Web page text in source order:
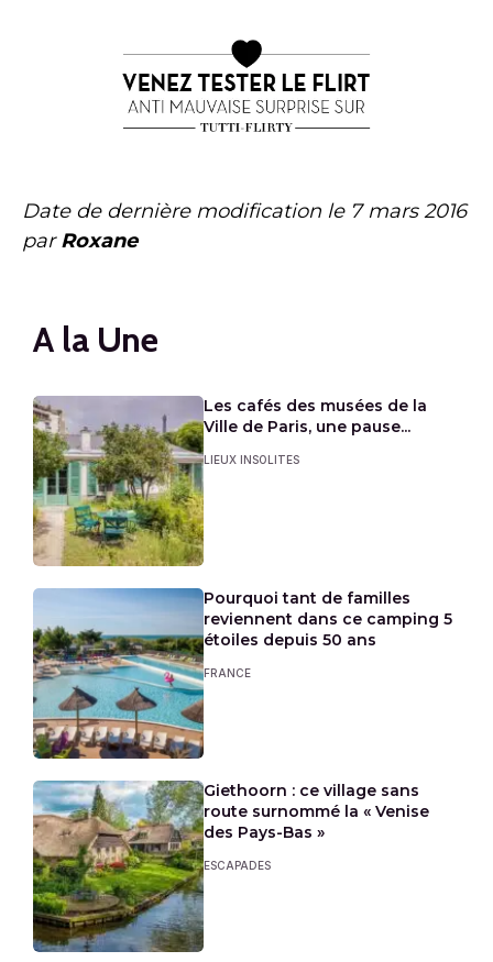
Date de dernière modification le 7 mars 2016
parRoxane
A la Une
Les cafés des musées de la
Ville de Paris, une pause...
LIEUX INSOLITES
Pourquoi tant de familles
reviennent dans ce camping 5
étoiles depuis 50 ans
FRANCE
Giethoorn : ce village sans
route surnommé la « Venise
des Pays-Bas »
ESCAPADES